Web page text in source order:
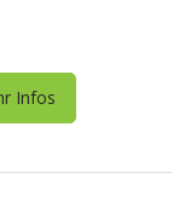
Infos